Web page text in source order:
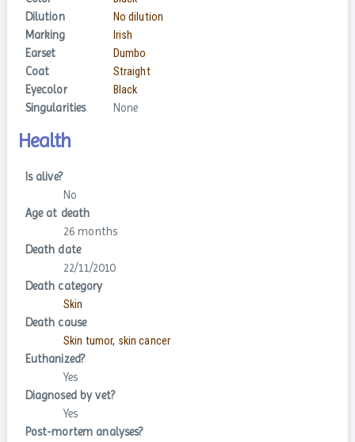
Dilution No dilution
Marking Irish
Earset Dumbo
Coat Straight
Eyecolor Black
Singularities None
Health
Is alive?
No
Age at death
26 months
Death date
22/11/2010
Death category
Skin
Death cause
Skin tumor, skin cancer
Euthanized?
Yes
Diagnosed by vet?
Yes
Post-mortem analyses?